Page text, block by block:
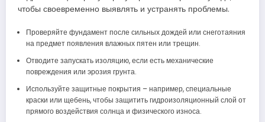
чтобы своевременно выявлять и устранять проблемы.
Проверяйте фундамент после сильных дождей или снеготаяния
на предмет появления влажных пятен или трещин.
Отводите запускать изоляцию, если есть механические
повреждения или эрозия грунта.
Используйте защитные покрытия – например, специальные
краски или щебень, чтобы защитить гидроизоляционный слой от
прямого воздействия солнца и физического износа.